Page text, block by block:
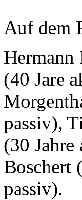
Auf dem
Hermann
(40 Jare
passiv),
(30
Boschert
passiv).